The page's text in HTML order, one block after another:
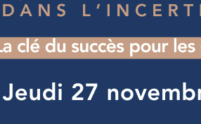
Accueil▴▾
Accueil
Les ateliers du mois
S'informer
Trouver un consultant